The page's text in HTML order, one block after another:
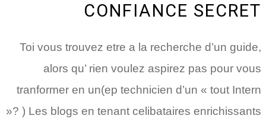
CONFIANCE SECRET
Toi vous trouvez etre a la recherche d’un guide,
alors qu’ rien voulez aspirez pas pour vous
tranformer en un(ep technicien d’un « tout Intern
»? ) Les blogs en tenant celibataires enrichissants